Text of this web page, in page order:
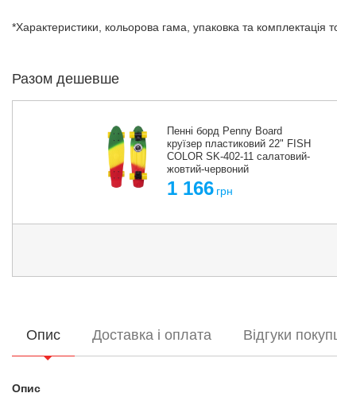
*Характеристики, кольорова гама, упаковка та
Разом дешевше
Пенні борд Penny Board
круїзер пластиковий 22" FISH
COLOR SK-402-11 салатовий-
жовтий-червоний
1 166 грн
Опис
Опис
Доставка і оплата Відгуки